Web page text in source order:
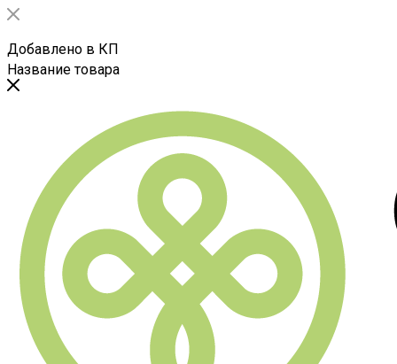
Добавлено в КП
Название товара